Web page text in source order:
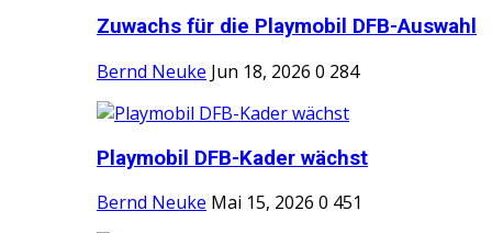
Zuwachs für die Playmobil DFB-Auswahl
Bernd Neuke Jun 18, 2026 0 284
Playmobil DFB-Kader wächst
Bernd Neuke Mai 15, 2026 0 451